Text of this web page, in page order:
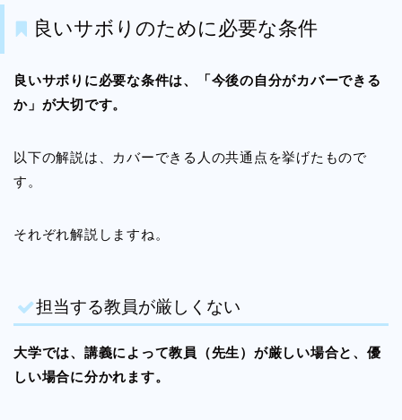
良いサボりのために必要な条件
良いサボりに必要な条件は、「今後の自分がカバーできる
か」が大切です。
以下の解説は、カバーできる人の共通点を挙げたもので
す。
それぞれ解説しますね。
担当する教員が厳しくない
大学では、講義によって教員（先生）が厳しい場合と、優
しい場合に分かれます。